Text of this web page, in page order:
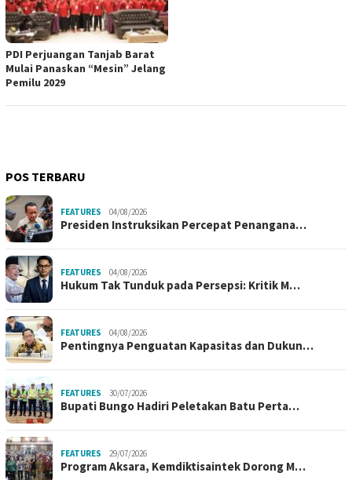
PDI Perjuangan Tanjab Barat
Mulai Panaskan “Mesin” Jelang
Pemilu 2029
POS TERBARU
FEATURES 04/08/2026
Presiden Instruksikan Percepat Penangana…
FEATURES 04/08/2026
Hukum Tak Tunduk pada Persepsi: Kritik M…
FEATURES 04/08/2026
Pentingnya Penguatan Kapasitas dan Dukun…
FEATURES 30/07/2026
Bupati Bungo Hadiri Peletakan Batu Perta…
FEATURES 29/07/2026
Program Aksara, Kemdiktisaintek Dorong M…